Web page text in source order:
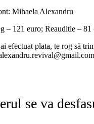
Mihaela Alexandru
– 121 euro; Reauditie – 81
efectuat plata, te rog să
se va